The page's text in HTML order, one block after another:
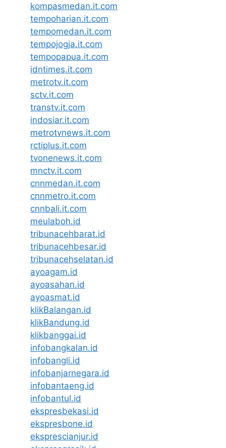
kompasmedan.it.com
tempoharian.it.com
tempomedan.it.com
tempojogja.it.com
tempopapua.it.com
idntimes.it.com
metrotv.it.com
sctv.it.com
transtv.it.com
indosiar.it.com
metrotvnews.it.com
rctiplus.it.com
tvonenews.it.com
mnctv.it.com
cnnmedan.it.com
cnnmetro.it.com
cnnbali.it.com
meulaboh.id
tribunacehbarat.id
tribunacehbesar.id
tribunacehselatan.id
ayoagam.id
ayoasahan.id
ayoasmat.id
klikBalangan.id
klikBandung.id
klikbanggai.id
infobangkalan.id
infobangli.id
infobanjarnegara.id
infobantaeng.id
infobantul.id
ekspresbekasi.id
ekspresbone.id
eksprescianjur.id